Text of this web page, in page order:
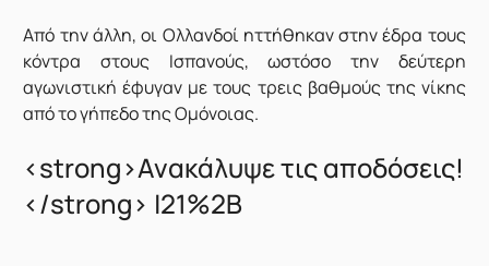
Από την άλλη, οι Ολλανδοί ηττήθηκαν στην έδρα τους
κόντρα στους Ισπανούς, ωστόσο την δεύτερη
αγωνιστική έφυγαν με τους τρεις βαθμούς της νίκης
από το γήπεδο της Ομόνοιας.
<strong>Ανακάλυψε τις αποδόσεις!
</strong> |21%2B